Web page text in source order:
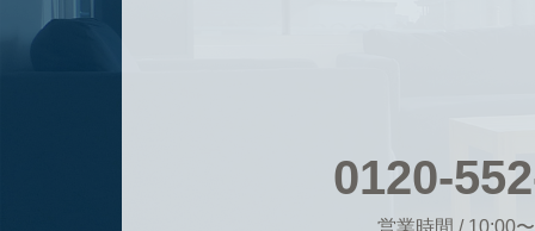
0120-
営業時間 / 10:00